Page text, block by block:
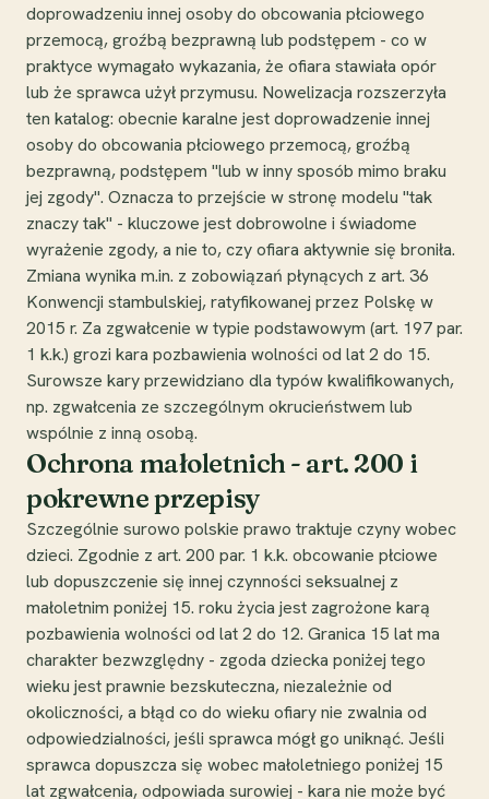
doprowadzeniu innej osoby do obcowania płciowego
przemocą, groźbą bezprawną lub podstępem - co w
praktyce wymagało wykazania, że ofiara stawiała opór
lub że sprawca użył przymusu. Nowelizacja rozszerzyła
ten katalog: obecnie karalne jest doprowadzenie innej
osoby do obcowania płciowego przemocą, groźbą
bezprawną, podstępem "lub w inny sposób mimo braku
jej zgody". Oznacza to przejście w stronę modelu "tak
znaczy tak" - kluczowe jest dobrowolne i świadome
wyrażenie zgody, a nie to, czy ofiara aktywnie się broniła.
Zmiana wynika m.in. z zobowiązań płynących z art. 36
Konwencji stambulskiej, ratyfikowanej przez Polskę w
2015 r. Za zgwałcenie w typie podstawowym (art. 197 par.
1 k.k.) grozi kara pozbawienia wolności od lat 2 do 15.
Surowsze kary przewidziano dla typów kwalifikowanych,
np. zgwałcenia ze szczególnym okrucieństwem lub
wspólnie z inną osobą.
Ochrona małoletnich - art. 200 i
pokrewne przepisy
Szczególnie surowo polskie prawo traktuje czyny wobec
dzieci. Zgodnie z art. 200 par. 1 k.k. obcowanie płciowe
lub dopuszczenie się innej czynności seksualnej z
małoletnim poniżej 15. roku życia jest zagrożone karą
pozbawienia wolności od lat 2 do 12. Granica 15 lat ma
charakter bezwzględny - zgoda dziecka poniżej tego
wieku jest prawnie bezskuteczna, niezależnie od
okoliczności, a błąd co do wieku ofiary nie zwalnia od
odpowiedzialności, jeśli sprawca mógł go uniknąć. Jeśli
sprawca dopuszcza się wobec małoletniego poniżej 15
lat zgwałcenia, odpowiada surowiej - kara nie może być